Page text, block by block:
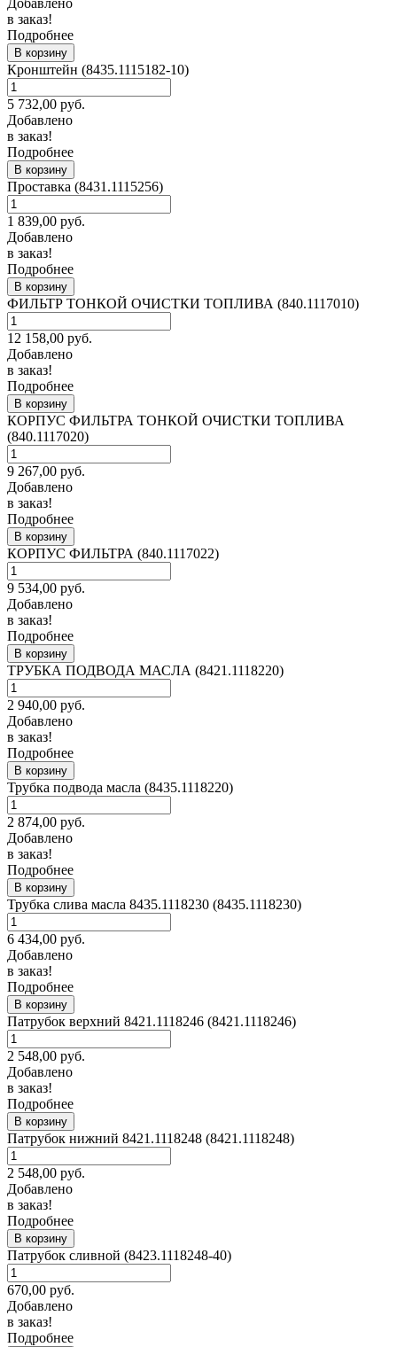
в заказ!
Подробнее
В корзину
Кронштейн (8435.1115182-10)
5 732,00 руб.
Добавлено
в заказ!
Подробнее
В корзину
Проставка (8431.1115256)
1 839,00 руб.
Добавлено
в заказ!
Подробнее
В корзину
ФИЛЬТР ТОНКОЙ ОЧИСТКИ ТОПЛИВА (840.1117010)
12 158,00 руб.
Добавлено
в заказ!
Подробнее
В корзину
КОРПУС ФИЛЬТРА ТОНКОЙ ОЧИСТКИ ТОПЛИВА
(840.1117020)
9 267,00 руб.
Добавлено
в заказ!
Подробнее
В корзину
КОРПУС ФИЛЬТРА (840.1117022)
9 534,00 руб.
Добавлено
в заказ!
Подробнее
В корзину
ТРУБКА ПОДВОДА МАСЛА (8421.1118220)
2 940,00 руб.
Добавлено
в заказ!
Подробнее
В корзину
Трубка подвода масла (8435.1118220)
2 874,00 руб.
Добавлено
в заказ!
Подробнее
В корзину
Трубка слива масла 8435.1118230 (8435.1118230)
6 434,00 руб.
Добавлено
в заказ!
Подробнее
В корзину
Патрубок верхний 8421.1118246 (8421.1118246)
2 548,00 руб.
Добавлено
в заказ!
Подробнее
В корзину
Патрубок нижний 8421.1118248 (8421.1118248)
2 548,00 руб.
Добавлено
в заказ!
Подробнее
В корзину
Патрубок сливной (8423.1118248-40)
670,00 руб.
Добавлено
в заказ!
Подробнее